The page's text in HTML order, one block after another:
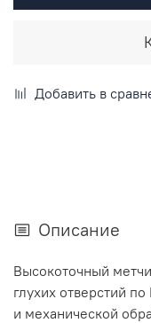
Добавить в
Описание
Высокоточный
глухих отверстий
и механической